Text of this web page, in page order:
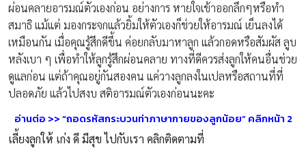
ผ่อนคลายอารมณ์ตัวเองก่อน อย่างการ หายใจเข้าออกลึกๆหรือทำ
สมาธิ แม้แต่ มองกระจกแล้วยิ้มให้ตัวเองก็ช่วยให้อารมณ์ เย็นลงได้
เหมือนกัน เมื่อคุณรู้สึกดีขึ้น ค่อยกลับมาหาลูก แล้วกอดหรือสัมผัส ลูบ
หลังเบา ๆ เพื่อทำให้ลูกรู้สึกผ่อนคลาย ทางที่ดีควรส่งลูกให้คนอื่นช่วย
ดูแลก่อน แต่ถ้าคุณอยู่กันสองคน แค่วางลูกลงในเปลหรือสถานที่ที่
ปลอดภัย แล้วไปสงบ สติอารมณ์ตัวเองก่อนนะคะ
อ่านต่อ >>“ถอดรหัสกระบวนท่าภาษากายของลูกน้อย” คลิกหน้า 2
เลี้ยงลูกให้ เก่ง ดี มีสุข ไปกับเรา คลิกติดตามที่